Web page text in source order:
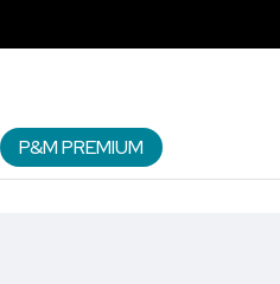
P&M PREMIUM